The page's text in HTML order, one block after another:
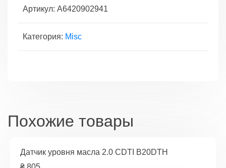
Артикул: A6420902941
Категория: Misc
Похожие товары
Датчик уровня масла 2.0 CDTI B20DTH